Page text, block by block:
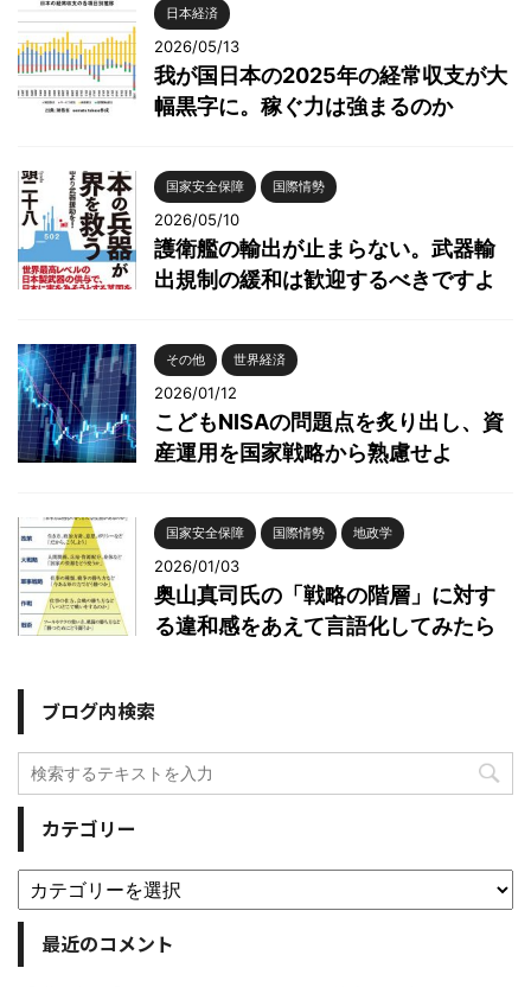
日本経済
2026/05/13
我が国日本の2025年の経常収支が大
幅黒字に。稼ぐ力は強まるのか
国家安全保障 国際情勢
2026/05/10
護衛艦の輸出が止まらない。武器輸
出規制の緩和は歓迎するべきですよ
その他 世界経済
2026/01/12
こどもNISAの問題点を炙り出し、資
産運用を国家戦略から熟慮せよ
国家安全保障 国際情勢 地政学
2026/01/03
奥山真司氏の「戦略の階層」に対す
る違和感をあえて言語化してみたら
ブログ内検索
カテゴリー
最近のコメント